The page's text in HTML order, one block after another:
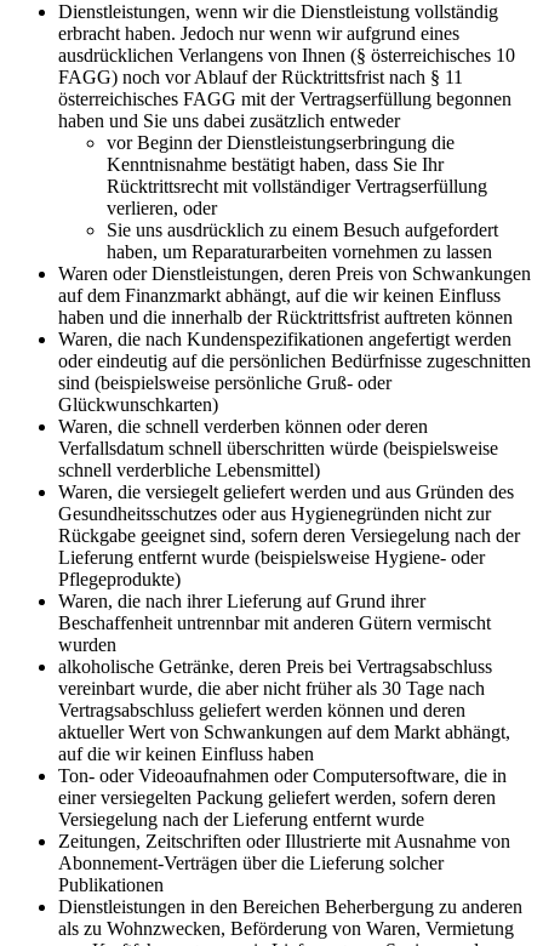
Dienstleistungen, wenn wir die Dienstleistung vollständig
erbracht haben. Jedoch nur wenn wir aufgrund eines
ausdrücklichen Verlangens von Ihnen (§ österreichisches 10
FAGG) noch vor Ablauf der Rücktrittsfrist nach § 11
österreichisches FAGG mit der Vertragserfüllung begonnen
haben und Sie uns dabei zusätzlich entweder
vor Beginn der Dienstleistungserbringung die
Kenntnisnahme bestätigt haben, dass Sie Ihr
Rücktrittsrecht mit vollständiger Vertragserfüllung
verlieren, oder
Sie uns ausdrücklich zu einem Besuch aufgefordert
haben, um Reparaturarbeiten vornehmen zu lassen
Waren oder Dienstleistungen, deren Preis von Schwankungen
auf dem Finanzmarkt abhängt, auf die wir keinen Einfluss
haben und die innerhalb der Rücktrittsfrist auftreten können
Waren, die nach Kundenspezifikationen angefertigt werden
oder eindeutig auf die persönlichen Bedürfnisse zugeschnitten
sind (beispielsweise persönliche Gruß- oder
Glückwunschkarten)
Waren, die schnell verderben können oder deren
Verfallsdatum schnell überschritten würde (beispielsweise
schnell verderbliche Lebensmittel)
Waren, die versiegelt geliefert werden und aus Gründen des
Gesundheitsschutzes oder aus Hygienegründen nicht zur
Rückgabe geeignet sind, sofern deren Versiegelung nach der
Lieferung entfernt wurde (beispielsweise Hygiene- oder
Pflegeprodukte)
Waren, die nach ihrer Lieferung auf Grund ihrer
Beschaffenheit untrennbar mit anderen Gütern vermischt
wurden
alkoholische Getränke, deren Preis bei Vertragsabschluss
vereinbart wurde, die aber nicht früher als 30 Tage nach
Vertragsabschluss geliefert werden können und deren
aktueller Wert von Schwankungen auf dem Markt abhängt,
auf die wir keinen Einfluss haben
Ton- oder Videoaufnahmen oder Computersoftware, die in
einer versiegelten Packung geliefert werden, sofern deren
Versiegelung nach der Lieferung entfernt wurde
Zeitungen, Zeitschriften oder Illustrierte mit Ausnahme von
Abonnement-Verträgen über die Lieferung solcher
Publikationen
Dienstleistungen in den Bereichen Beherbergung zu anderen
als zu Wohnzwecken, Beförderung von Waren, Vermietung